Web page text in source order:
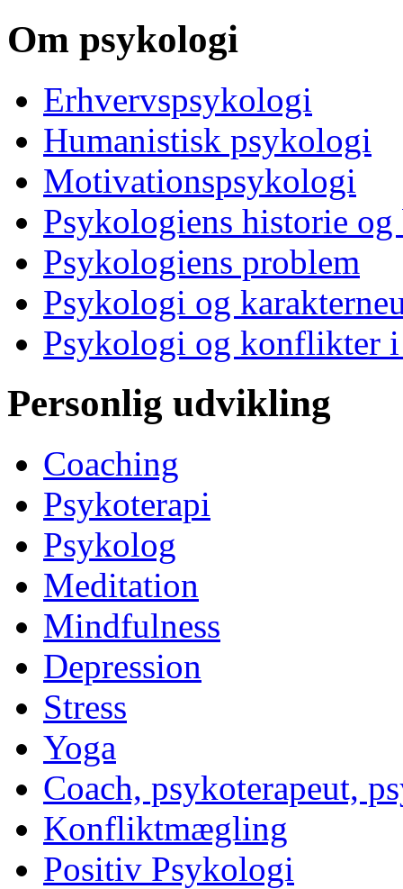
Om psykologi
Erhvervspsykologi
Humanistisk psykologi
Motivationspsykologi
Psykologiens historie og
Psykologiens problem
Psykologi og
Psykologi og konflikter
Personlig udvikling
Coaching
Psykoterapi
Psykolog
Meditation
Mindfulness
Depression
Stress
Yoga
Coach, psykoterapeut,
Konfliktmægling
Positiv Psykologi